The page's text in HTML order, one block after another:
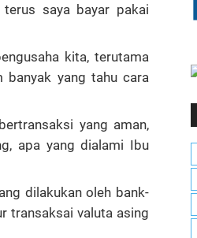
saya bayar pakai
kita, terutama
banyak yang tahu cara
yang aman,
apa yang dialami Ibu
dilakukan oleh bank-
transaksai valuta asing